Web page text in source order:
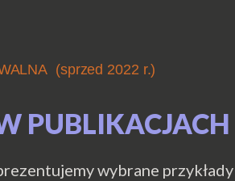
(sprzed 2022 r.)
wybrane